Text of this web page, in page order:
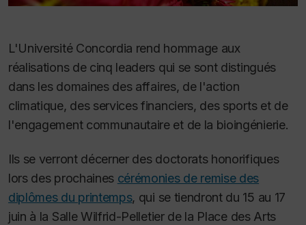
L'Université Concordia rend hommage aux
réalisations de cinq leaders qui se sont distingués
dans les domaines des affaires, de l'action
climatique, des services financiers, des sports et de
l'engagement communautaire et de la bioingénierie.
Ils se verront décerner des doctorats honorifiques
lors des prochaines cérémonies de remise des
diplômes du printemps, qui se tiendront du 15 au 17
juin à la Salle Wilfrid-Pelletier de la Place des Arts